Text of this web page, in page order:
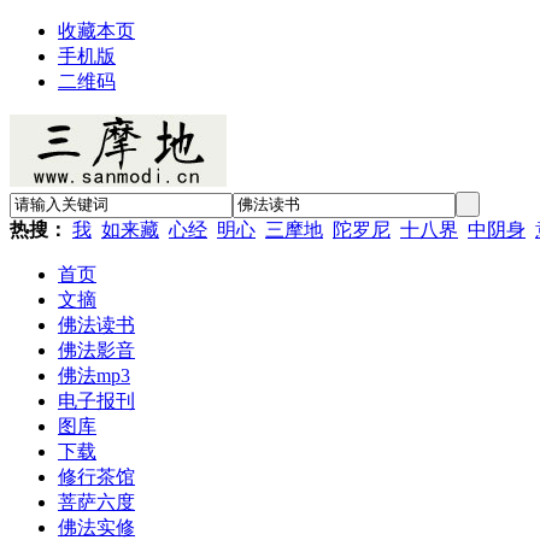
收藏本页
手机版
二维码
热搜： 我 如来藏 心经 明心 三摩地 陀罗尼 十八界 中阴身
首页
文摘
佛法读书
佛法影音
佛法mp3
电子报刊
图库
下载
修行茶馆
菩萨六度
佛法实修